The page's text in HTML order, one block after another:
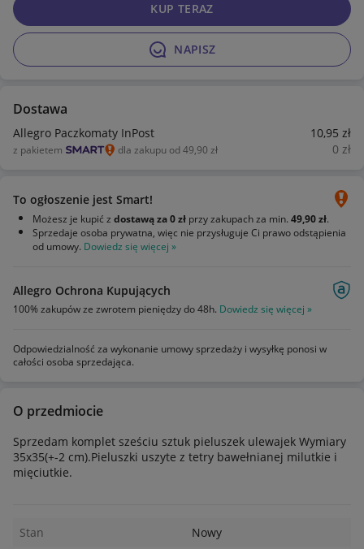
NAPISZ
KUP TERAZ
Dostawa
Allegro Paczkomaty InPost 10,95 zł
z pakietem dla zakupu od 49,90 zł 0 zł
To ogłoszenie jest Smart!
Możesz je kupić z dostawą za 0 zł przy zakupach za min. 49,90 zł.
Sprzedaje osoba prywatna, więc nie przysługuje Ci prawo odstąpienia
od umowy. Dowiedz się więcej »
Allegro Ochrona Kupujących
100% zakupów ze zwrotem pieniędzy do 48h. Dowiedz się więcej »
Odpowiedzialność za wykonanie umowy sprzedaży i wysyłkę ponosi w
całości osoba sprzedająca.
O przedmiocie
Sprzedam komplet sześciu sztuk pieluszek ulewajek Wymiary
35x35(+-2 cm).Pieluszki uszyte z tetry bawełnianej milutkie i
mięciutkie.
Stan Nowy